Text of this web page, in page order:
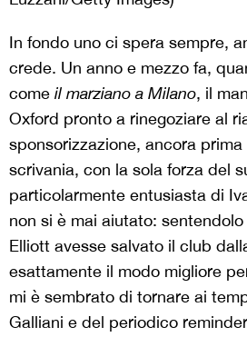
In fondo uno ci spera sempre,
crede. Un anno e mezzo fa,
come il marziano a Milano, il
Oxford pronto a rinegoziare al
sponsorizzazione, ancora
scrivania, con la sola forza del
particolarmente entusiasta di
non si è mai aiutato:
Elliott avesse salvato il club
esattamente il modo migliore
mi è sembrato di tornare ai
Galliani e del periodico